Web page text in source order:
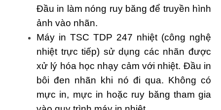
Đầu in làm nóng ruy băng để truyền hình
ảnh vào nhãn.
Máy in TSC TDP 247 nhiệt (công nghệ
nhiệt trực tiếp) sử dụng các nhãn được
xử lý hóa học nhạy cảm với nhiệt. Đầu in
bôi đen nhãn khi nó đi qua. Không có
mực in, mực in hoặc ruy băng tham gia